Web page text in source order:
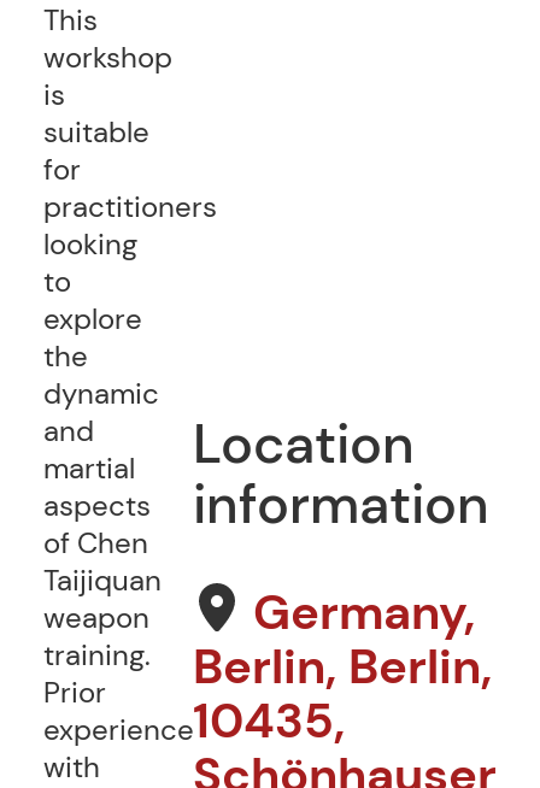
This
workshop
is
suitable
for
practitioners
looking
to
explore
the
dynamic
and
martial
aspects
of Chen
Taijiquan
weapon
training.
Prior
experience
with
Location
information
Germany,
Berlin, Berlin,
10435,
Schönhauser